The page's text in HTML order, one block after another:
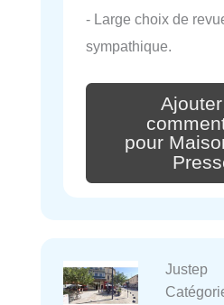
- Large choix de
sympathique.
pour
Justep